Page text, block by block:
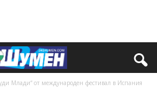
Млади“ от международен фестивал в Испания